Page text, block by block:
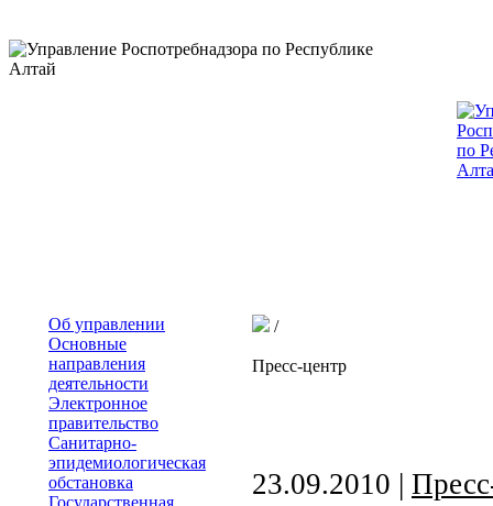
Об управлении
Основные
направления
деятельности
Электронное
правительство
Санитарно-
эпидемиологическая
обстановка
Государственная
/
Пресс-центр
23.09.2010 |